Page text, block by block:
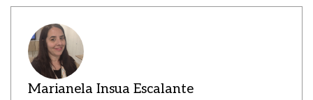
Marianela Insua Escalante